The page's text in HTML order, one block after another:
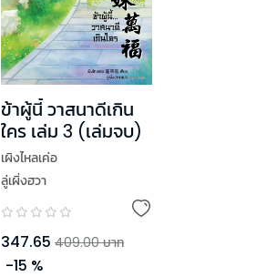
ข้าผู้นี้ วาสนาดีเกิน
ใคร เล่ม 3 (เล่มจบ)
เผิงไหลเค่อ
ลู่เผิ่งฮวา
347.65 409.00 บาท
-15 %